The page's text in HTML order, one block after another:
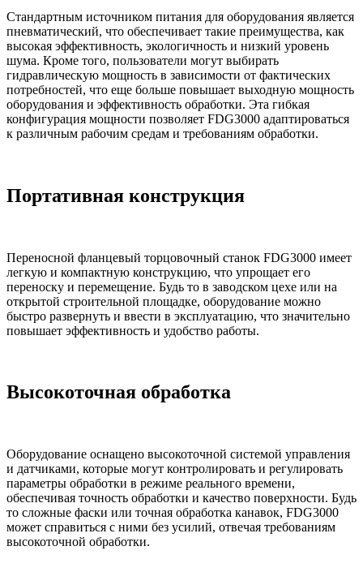
Стандартным источником питания для оборудования является
пневматический, что обеспечивает такие преимущества, как
высокая эффективность, экологичность и низкий уровень
шума. Кроме того, пользователи могут выбирать
гидравлическую мощность в зависимости от фактических
потребностей, что еще больше повышает выходную мощность
оборудования и эффективность обработки. Эта гибкая
конфигурация мощности позволяет FDG3000 адаптироваться
к различным рабочим средам и требованиям обработки.
Портативная конструкция
Переносной фланцевый торцовочный станок FDG3000 имеет
легкую и компактную конструкцию, что упрощает его
переноску и перемещение. Будь то в заводском цехе или на
открытой строительной площадке, оборудование можно
быстро развернуть и ввести в эксплуатацию, что значительно
повышает эффективность и удобство работы.
Высокоточная обработка
Оборудование оснащено высокоточной системой управления
и датчиками, которые могут контролировать и регулировать
параметры обработки в режиме реального времени,
обеспечивая точность обработки и качество поверхности. Будь
то сложные фаски или точная обработка канавок, FDG3000
может справиться с ними без усилий, отвечая требованиям
высокоточной обработки.